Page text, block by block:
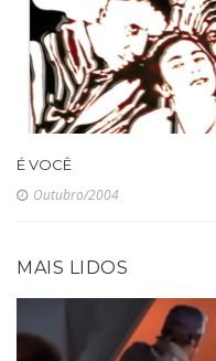
É VOCÊ
Outubro/2004
MAIS LIDOS